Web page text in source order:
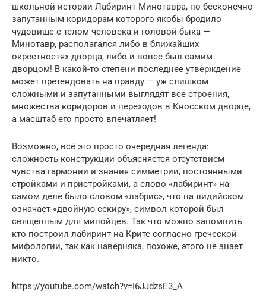
школьной истории Лабиринт Минотавра, по бесконечно
запутанным коридорам которого якобы бродило
чудовище с телом человека и головой быка —
Минотавр, располагался либо в ближайших
окрестностях дворца, либо и вовсе был самим
дворцом! В какой-то степени последнее утверждение
может претендовать на правду — уж слишком
сложными и запутанными выглядят все строения,
множества коридоров и переходов в Кносском дворце,
а масштаб его просто впечатляет!
Возможно, всё это просто очередная легенда:
сложность конструкции объясняется отсутствием
чувства гармонии и знания симметрии, постоянными
стройками и пристройками, а слово «лабиринт» на
самом деле было словом «лабрис», что на лидийском
означает «двойную секиру», символ которой был
священным для минойцев. Так что можно запомнить
кто построил лабиринт на Крите согласно греческой
мифологии, так как наверняка, похоже, этого не знает
никто.
https://youtube.com/watch?v=I6JJdzsE3_A